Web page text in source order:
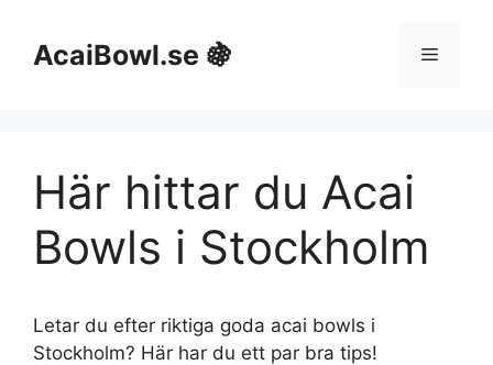
innehållAcaiBowl.se 🍇 Meny
Här hittar du Acai
Bowls i Stockholm
Letar du efter riktiga goda acai bowls i
Stockholm? Här har du ett par bra tips!